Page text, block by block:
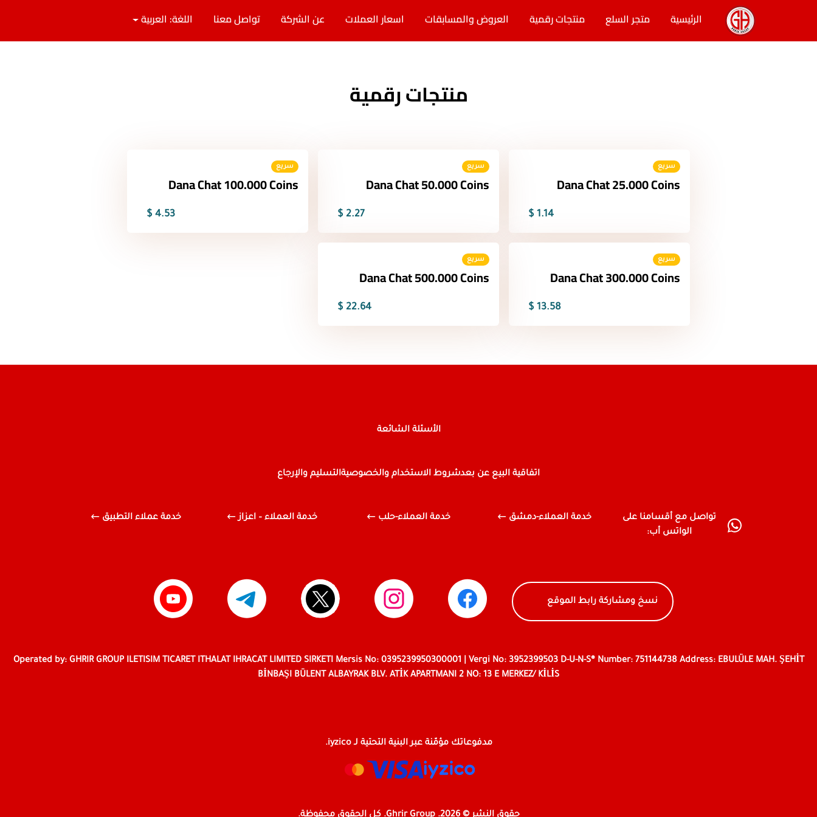
الرئيسية متجر السلع منتجات رقمية العروض والمسابقات اسعار العملات عن الشركة تواصل معنا اللغة: العربية
منتجات رقمية
سريع
Dana Chat 25.000 Coins
1.14 $
سريع
Dana Chat 50.000 Coins
2.27 $
سريع
Dana Chat 100.000 Coins
4.53 $
سريع
Dana Chat 300.000 Coins
13.58 $
سريع
Dana Chat 500.000 Coins
22.64 $
الأسئلة الشائعة
اتفاقية البيع عن بعدشروط الاستخدام والخصوصيةالتسليم والإرجاع
تواصل مع أقسامنا على
الواتس أب:
خدمة العملاء-دمشق خدمة العملاء-حلب خدمة العملاء – اعزاز خدمة عملاء التطبيق
نسخ ومشاركة رابط الموقع
Operated by: GHRIR GROUP ILETISIM TICARET ITHALAT IHRACAT LIMITED SIRKETI Mersis No: 0395239950300001 | Vergi No: 3952399503 D-U-N-S® Number: 751144738 Address: EBULÜLE MAH. ŞEHİT
BİNBAŞI BÜLENT ALBAYRAK BLV. ATİK APARTMANI 2 NO: 13 E MERKEZ/ KİLİS
مدفوعاتك مؤمّنة عبر البنية التحتية لـ iyzico.